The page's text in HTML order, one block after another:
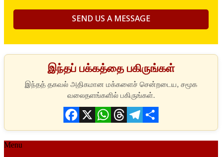
இந்தப் பக்கத்தை பகிருங்கள்
Facebook
X WhatsApp
ThreadsTelegram
Share
Menu